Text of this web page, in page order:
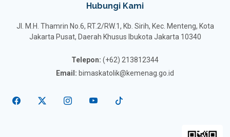
Hubungi Kami
Jl. M.H. Thamrin No.6, RT.2/RW.1, Kb. Sirih, Kec. Menteng, Kota
Jakarta Pusat, Daerah Khusus Ibukota Jakarta 10340
Telepon: (+62) 213812344
Email: bimaskatolik@kemenag.go.id